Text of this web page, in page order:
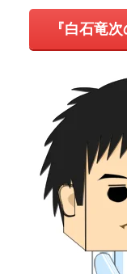
『白石竜